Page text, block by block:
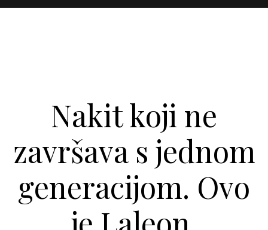
Nakit koji ne
završava s jednom
generacijom. Ovo